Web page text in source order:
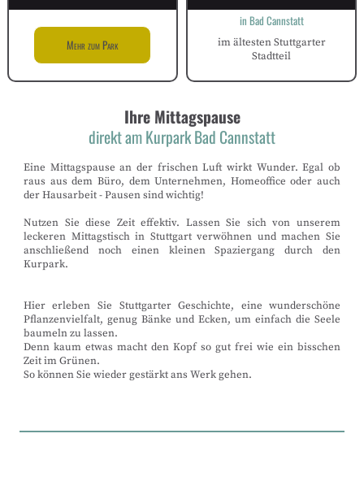
Mehr zum Park
in Bad Cannstatt
im ältesten Stuttgarter
Stadtteil
Ihre Mittagspause
direkt am Kurpark Bad Cannstatt
Eine Mittagspause an der frischen Luft wirkt Wunder. Egal ob
raus aus dem Büro, dem Unternehmen, Homeoffice oder auch
der Hausarbeit - Pausen sind wichtig!
Nutzen Sie diese Zeit effektiv. Lassen Sie sich von unserem
leckeren Mittagstisch in Stuttgart verwöhnen und machen Sie
anschließend noch einen kleinen Spaziergang durch den
Kurpark.
Hier erleben Sie Stuttgarter Geschichte, eine wunderschöne
Pflanzenvielfalt, genug Bänke und Ecken, um einfach die Seele
baumeln zu lassen.
Denn kaum etwas macht den Kopf so gut frei wie ein bisschen
Zeit im Grünen.
So können Sie wieder gestärkt ans Werk gehen.